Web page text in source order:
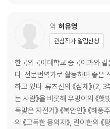
4장 세상에 이런 일이
우주의 신묘한 힘
무당 엄마(2)
기발한 사기 수법
각종 주술 백과
5장 귀신보다 사람이 더 무섭다
역 허유영
관심작가 알림신청
한국외국어대학교 중국어과와
다. 전문번역가로 활동하며 좋은
하고 있다. 류츠신의 《삼체》(2, 3
는 사람》을 비롯해 우밍이의 《햇
둑맞은 자전거》 《복안인》 《해풍
의 《고독한 용의자》, 린이한의